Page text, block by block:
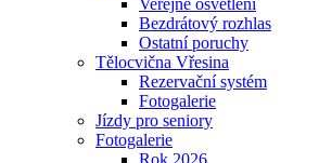
Veřejné osvětlení
Bezdrátový rozhlas
Ostatní poruchy
Tělocvična Vřesina
Rezervační systém
Fotogalerie
Jízdy pro seniory
Fotogalerie
Rok 2026